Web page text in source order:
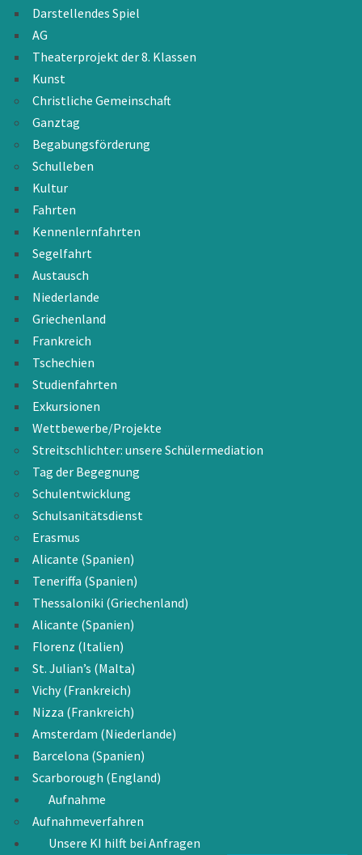
Darstellendes Spiel
AG
Theaterprojekt der 8. Klassen
Kunst
Christliche Gemeinschaft
Ganztag
Begabungsförderung
Schulleben
Kultur
Fahrten
Kennenlernfahrten
Segelfahrt
Austausch
Niederlande
Griechenland
Frankreich
Tschechien
Studienfahrten
Exkursionen
Wettbewerbe/Projekte
Streitschlichter: unsere Schülermediation
Tag der Begegnung
Schulentwicklung
Schulsanitätsdienst
Erasmus
Alicante (Spanien)
Teneriffa (Spanien)
Thessaloniki (Griechenland)
Alicante (Spanien)
Florenz (Italien)
St. Julian’s (Malta)
Vichy (Frankreich)
Nizza (Frankreich)
Amsterdam (Niederlande)
Barcelona (Spanien)
Scarborough (England)
Aufnahme
Aufnahmeverfahren
Unsere KI hilft bei Anfragen